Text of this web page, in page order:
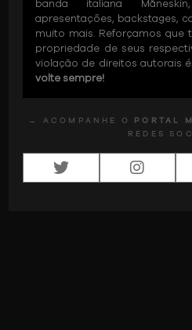
banda italiana
apresentações, backstages,
muito mais. Reforçamos que
propriedade de seus
violação de direitos autorais
volte sempre!
→ ACOMPANHE O PORTAL
REDES